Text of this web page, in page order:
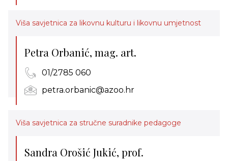
Viša savjetnica za likovnu kulturu i likovnu umjetnost
Petra Orbanić, mag. art.
01/2785 060
petra.orbanic@azoo.hr
Viša savjetnica za stručne suradnike pedagoge
Sandra Orošić Jukić, prof.